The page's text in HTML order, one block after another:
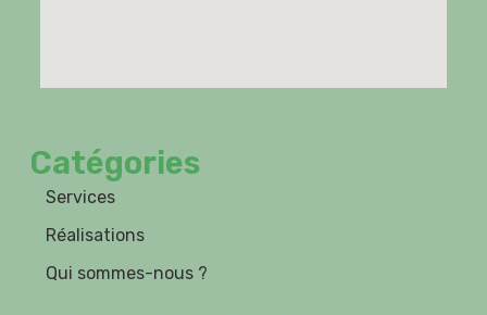
Catégories
Services
Réalisations
Qui sommes-nous ?